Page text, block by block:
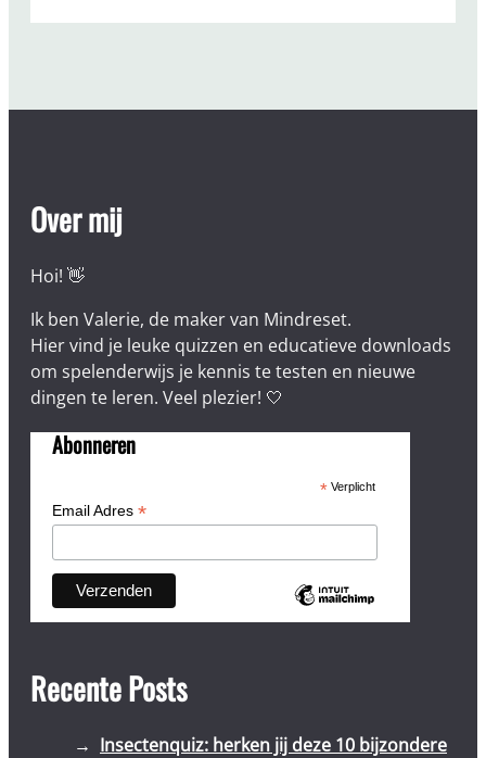
Over mij
Hoi! 👋
Ik ben Valerie, de maker van Mindreset.
Hier vind je leuke quizzen en educatieve downloads
om spelenderwijs je kennis te testen en nieuwe
dingen te leren. Veel plezier! 🤍
Abonneren
*Verplicht
Email Adres *
Recente Posts
Insectenquiz: herken jij deze 10 bijzondere